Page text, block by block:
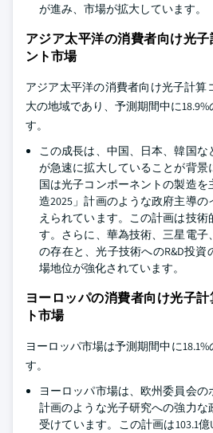
が進み、市場が拡大しています。
アジア太平洋の消費者向け光
ント市場
アジア太平洋の消費者向け光子計算
大の地域であり、予測期間中に
す。
この成長は、中国、日本、韓国
が急速に拡大していることが背景
国は光子コンポーネントの製造
造2025」計画のような政府主導
えられています。この計画は技術
す。さらに、華為技術、三星電
の存在と、光子技術へのR&D投
場地位が強化されています。
ヨーロッパの消費者向け光子
ト市場
ヨーロッパ市場は予測期間中に
す。
ヨーロッパ市場は、欧州委員会
計画のような光子研究への強力な
受けています。この計画は103.1